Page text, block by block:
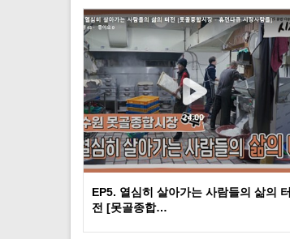
EP5. 열심히 살아가는 사람들의 삶의 터
전 [못골종합…